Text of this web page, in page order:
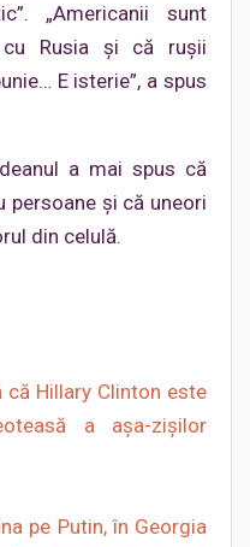
„Americanii sunt
cu Rusia şi că ruşii
E isterie”, a spus
a mai spus că
persoane şi că uneori
din celulă.
Hillary Clinton este
a așa-zișilor
pe Putin, în Georgia